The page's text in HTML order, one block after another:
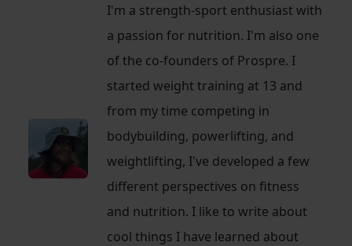
I'm a strength-sport enthusiast with
a passion for nutrition. I'm also one
of the co-founders of Prospre. I
started weight training at 13 and
from my time competing in
bodybuilding, powerlifting, and
weightlifting, I've developed a few
different perspectives on fitness
and nutrition. I like to write about
cool things I have learned about